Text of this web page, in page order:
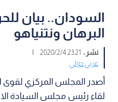
السودان.. بيان
البرهان ونتنياهو
نشر : 23:21 2020/2/4
|
عربي دولي
أصدر المجلس المركزي لقوى
لقاء رئيس مجلس السيادة